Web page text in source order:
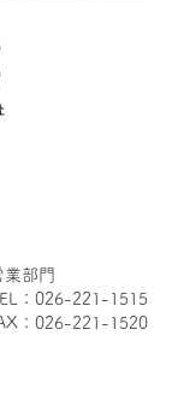
業部門
：026-221-1515
：026-221-1520